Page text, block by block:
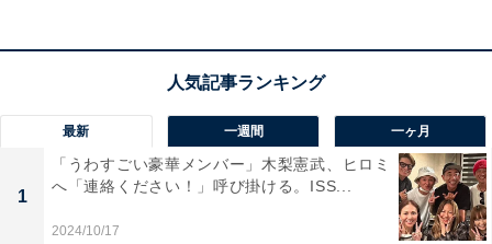
最新 一週間 一ヶ月
1
「うわすごい豪華メンバー」木梨憲武、ヒロミ
へ「連絡ください！」呼び掛ける。ISS...
2024/10/17